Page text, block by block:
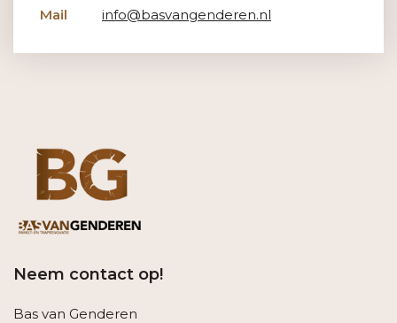
Mail
info@basvangenderen.nl
Neem contact op!
Bas van Genderen